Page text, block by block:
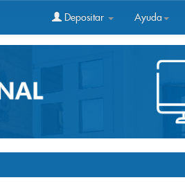
Depositar Ayuda